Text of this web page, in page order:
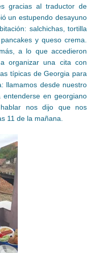
gracias al traductor de
un estupendo desayuno
salchichas, tortilla
y queso crema.
a lo que accedieron
organizar una cita con
típicas de Georgia para
llamamos desde nuestro
en georgiano
nos dijo que nos
11 de la mañana.